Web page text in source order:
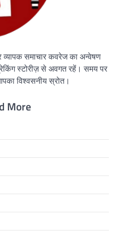
व्यापक समाचार कवरेज का अन्वेषण
स्टोरीज़ से अवगत रहें। समय पर
विश्वसनीय स्रोत।
More